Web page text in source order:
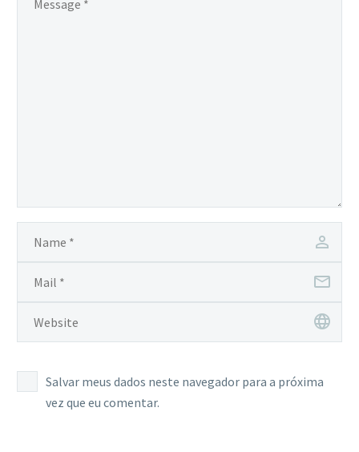
Salvar meus dados neste navegador para a próxima
vez que eu comentar.